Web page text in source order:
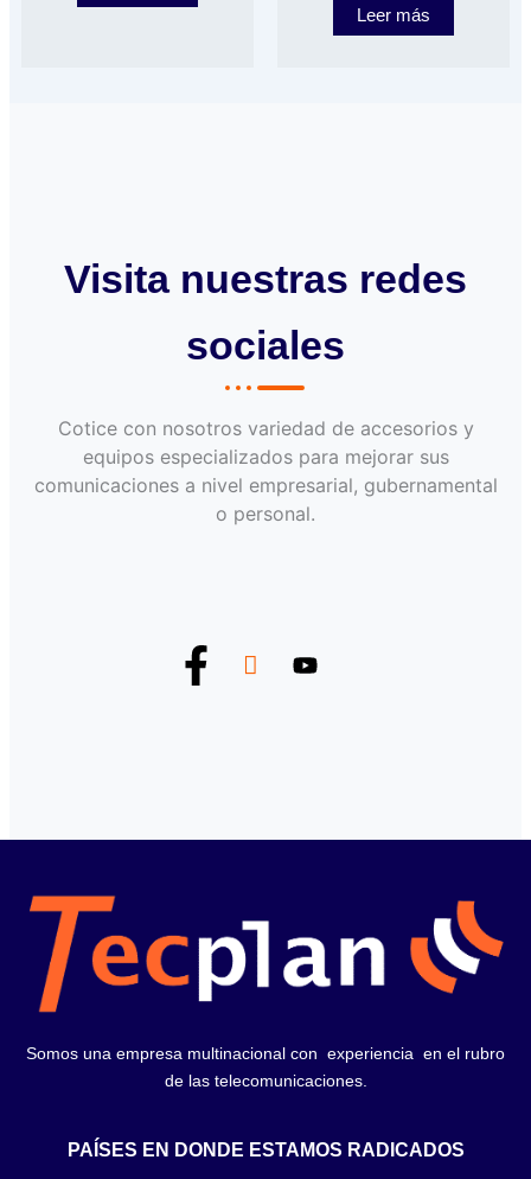
Leer más
Visita nuestras redes
sociales
Cotice con nosotros variedad de accesorios y
equipos especializados para mejorar sus
comunicaciones a nivel empresarial, gubernamental
o personal.
Somos una empresa multinacional con experiencia en el rubro
de las telecomunicaciones.
PAÍSES EN DONDE ESTAMOS RADICADOS